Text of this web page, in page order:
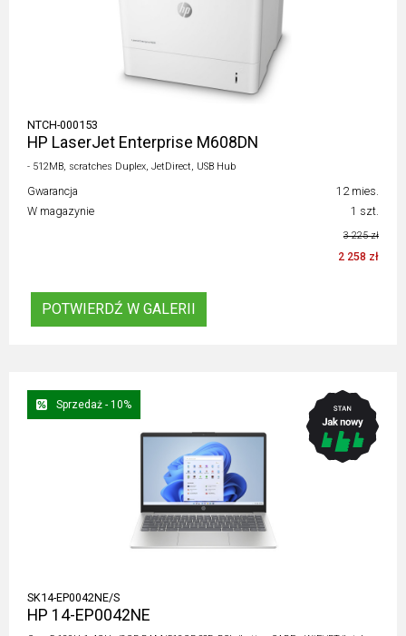
NTCH-000153
HP LaserJet Enterprise M608DN
- 512MB, scratches Duplex, JetDirect, USB Hub
Gwarancja
12 mies.
W magazynie
1 szt.
3 225 zł
2 258 zł
POTWIERDŹ W GALERII
Sprzedaż - 10%
SK14-EP0042NE/S
HP 14-EP0042NE